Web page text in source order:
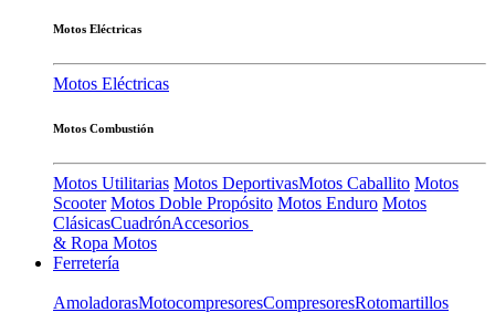
Motos Eléctricas
Motos Eléctricas
Motos Combustión
Motos Utilitarias Motos DeportivasMotos Caballito Motos
Scooter Motos Doble Propósito Motos Enduro Motos
ClásicasCuadrónAccesorios
& Ropa Motos
Ferretería
AmoladorasMotocompresoresCompresoresRotomartillos